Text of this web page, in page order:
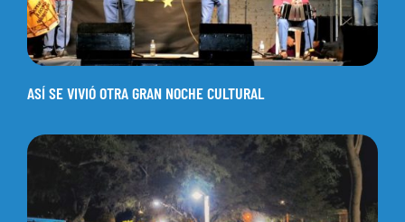
ASÍ SE VIVIÓ OTRA GRAN NOCHE CULTURAL